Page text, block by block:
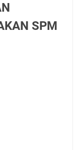
SPM